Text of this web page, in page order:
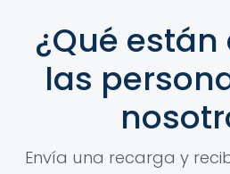
¿Qué
las
Envía una recarga y